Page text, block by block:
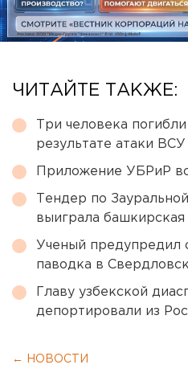
ЧИТАЙТЕ ТАКЖЕ:
Три человека
результате атаки
Приложение УБРиР
Тендер по
выиграла башкирская
Ученый предупредил
паводка в
Главу узбекской
депортировали из
← НОВОСТИ